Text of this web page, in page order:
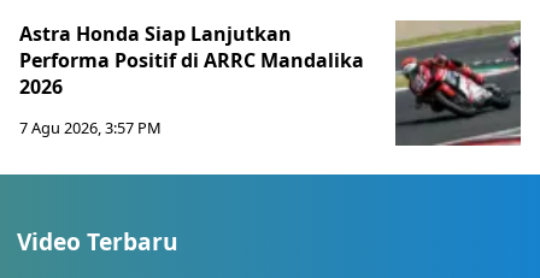
Astra Honda Siap Lanjutkan
Performa Positif di ARRC Mandalika
2026
7 Agu 2026, 3:57 PM
Video Terbaru